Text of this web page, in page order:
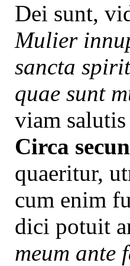
Dei sunt,
Mulier
sancta
quae sunt
viam
Circa
quaeritur,
cum enim
dici potuit
meum ante